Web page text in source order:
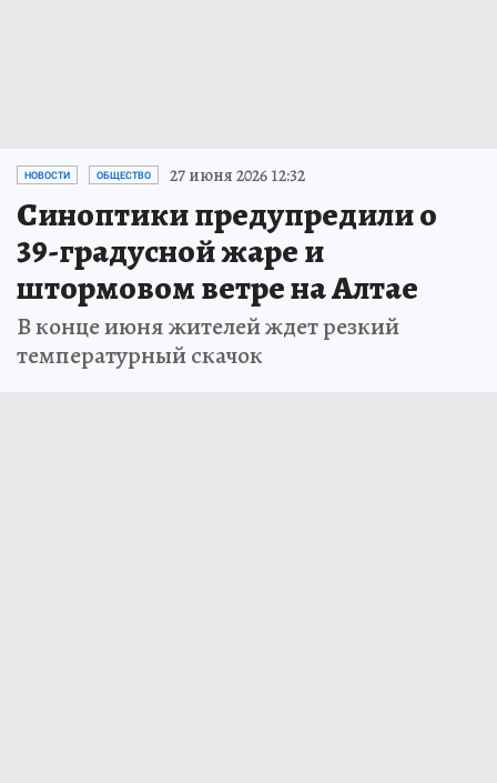
НОВОСТИ ОБЩЕСТВО 27 июня 2026 12:32
Синоптики предупредили о
39-градусной жаре и
штормовом ветре на Алтае
В конце июня жителей ждет резкий
температурный скачок